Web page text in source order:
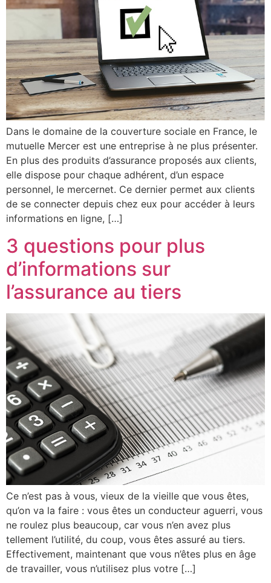
Dans le domaine de la couverture sociale en France, le
mutuelle Mercer est une entreprise à ne plus présenter.
En plus des produits d’assurance proposés aux clients,
elle dispose pour chaque adhérent, d’un espace
personnel, le mercernet. Ce dernier permet aux clients
de se connecter depuis chez eux pour accéder à leurs
informations en ligne, […]
3 questions pour plus
d’informations sur
l’assurance au tiers
Ce n’est pas à vous, vieux de la vieille que vous êtes,
qu’on va la faire : vous êtes un conducteur aguerri, vous
ne roulez plus beaucoup, car vous n’en avez plus
tellement l’utilité, du coup, vous êtes assuré au tiers.
Effectivement, maintenant que vous n’êtes plus en âge
de travailler, vous n’utilisez plus votre […]